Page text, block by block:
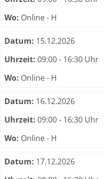
Wo: Online - H
Datum: 15.12.2026
Uhrzeit: 09:00 - 16:30 Uhr
Wo: Online - H
Datum: 16.12.2026
Uhrzeit: 09:00 - 16:30 Uhr
Wo: Online - H
Datum: 17.12.2026